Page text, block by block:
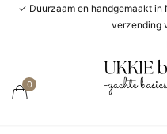
✓ Duurzaam en handgemaakt
verzending
0